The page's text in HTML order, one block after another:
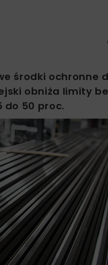
środki ochronne
obniża limity
do 50 proc.